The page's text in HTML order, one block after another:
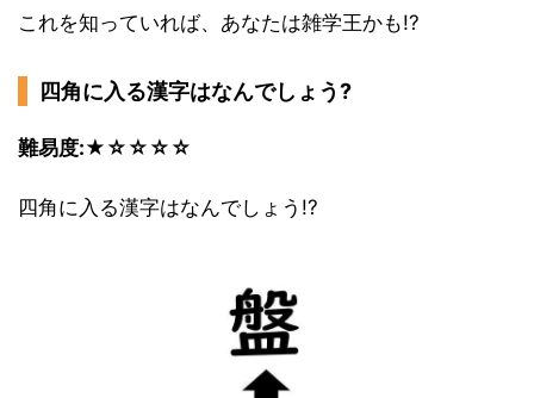
これを知っていれば、あなたは雑学王かも!?
四角に入る漢字はなんでしょう?
難易度:★☆☆☆☆
四角に入る漢字はなんでしょう!?